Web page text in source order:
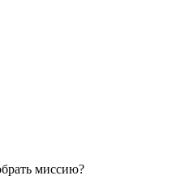
миссию?